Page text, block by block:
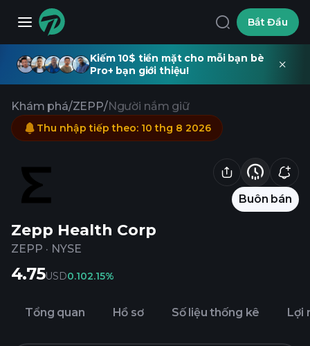
Bắt Đầu
Kiếm 10$ tiền mặt cho mỗi bạn bè
Pro+ bạn giới thiệu!
Khám phá/ZEPP/Người nắm giữ
Buôn bán
Zepp Health Corp
ZEPP · NYSE
Thu nhập tiếp theo: 10 thg 8 2026
4.75USD0.102.15%
Tổng quan Hồ sơ Số liệu thống kê Lợi